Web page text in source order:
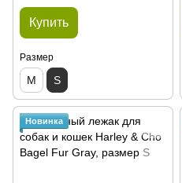
Купить
Размер
M S
Новинка